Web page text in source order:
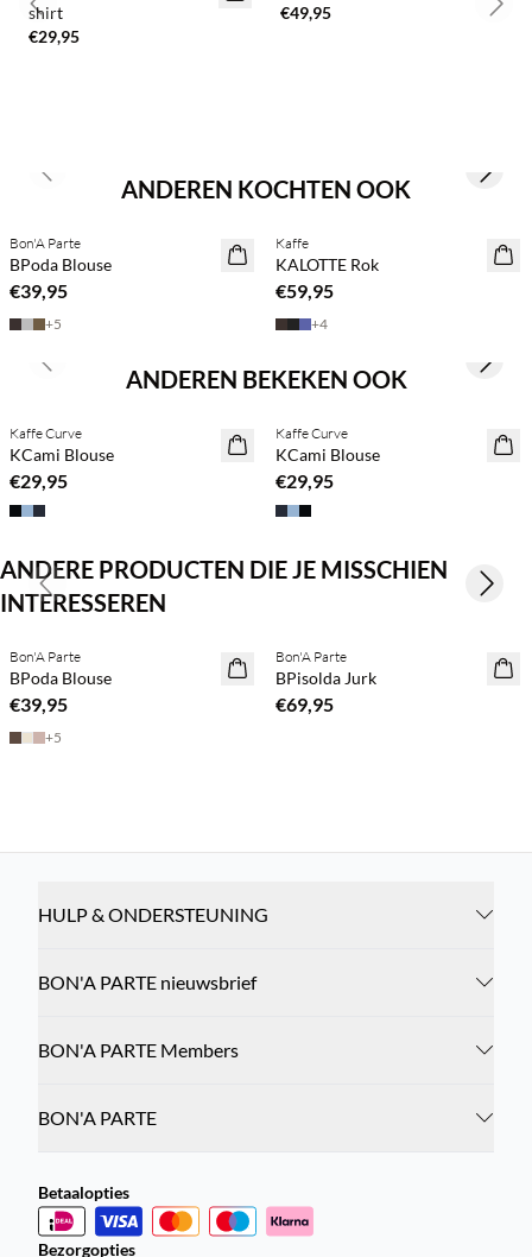
shirt
€29,95
€49,95
Previous slide Next
ANDEREN KOCHTEN OOK
NEWS
Bon'A Parte
BPoda Blouse
€39,95
+5
NEWS
Kaffe
KALOTTE Rok
€59,95
+4
Previous slide Next
ANDEREN BEKEKEN OOK
Kaffe Curve
KCami Blouse
€29,95
BASIC DEAL
Kaffe Curve
KCami Blouse
€29,95
Previous slide Next
ANDERE PRODUCTEN DIE JE MISSCHIEN
INTERESSEREN
NEWS
Koop min. 2 & bespaar 20%
Bon'A Parte
BPoda Blouse
€39,95
+5
NEWS
Bon'A Parte
BPisolda Jurk
€69,95
Previous slide Next
HULP & ONDERSTEUNING
BON'A PARTE nieuwsbrief
BON'A PARTE Members
BON'A PARTE
Betaalopties
Bezorgopties